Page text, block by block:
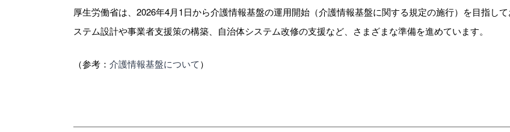
厚生労働省は、2026年4月1日から介護情報基盤の運用開始（介護情報基盤に関する規定の施行）を目指し
ステム設計や事業者支援策の構築、自治体システム改修の支援など、さまざまな準備を進めています。
（参考： 介護情報基盤について）